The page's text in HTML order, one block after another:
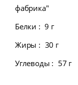
фабрика"
Белки : 9 г
Жиры : 30 г
Углеводы : 57 г